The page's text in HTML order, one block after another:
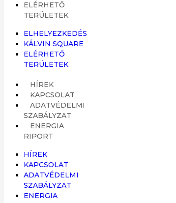
ELÉRHETŐ
TERÜLETEK
ELHELYEZKEDÉS
KÁLVIN SQUARE
ELÉRHETŐ
TERÜLETEK
HÍREK
KAPCSOLAT
ADATVÉDELMI
SZABÁLYZAT
ENERGIA
RIPORT
HÍREK
KAPCSOLAT
ADATVÉDELMI
SZABÁLYZAT
ENERGIA